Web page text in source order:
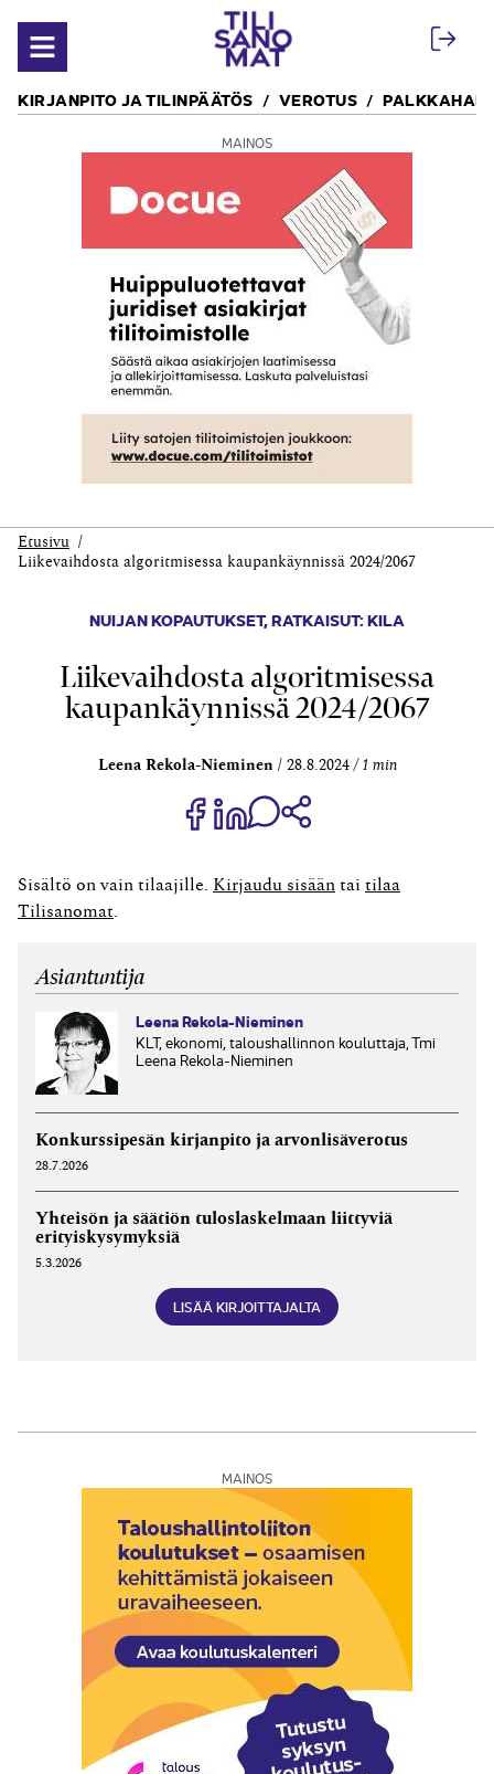
Avaa valikko
KIRJANPITO JA TILINPÄÄTÖS VEROTUS
MAINOS
Etusivu
Liike­vaihdosta algoritmisessa kaupan­käynnissä 2024/2067
NUIJAN KOPAUTUKSET,RATKAISUT: KILA
Liike­vaihdosta algoritmisessa
kaupan­käynnissä 2024/2067
Leena Rekola-Nieminen 28.8.2024 1 min
Jaa Share on Facebook
Jaa Share on LinkedIn
Jaa WhatsApp-viestinä
Sisältö on vain tilaajille. Kirjaudu sisään tai tilaa
Tilisanomat
Asiantuntija
Leena Rekola-Nieminen
KLT, ekonomi, taloushallinnon kouluttaja, Tmi
Leena Rekola-Nieminen
Konkurssipesän kirjanpito ja arvonlisäverotus
28.7.2026
Yhteisön ja säätiön tuloslaskelmaan liittyviä
erityiskysymyksiä
5.3.2026
LISÄÄ KIRJOITTAJALTA
MAINOS